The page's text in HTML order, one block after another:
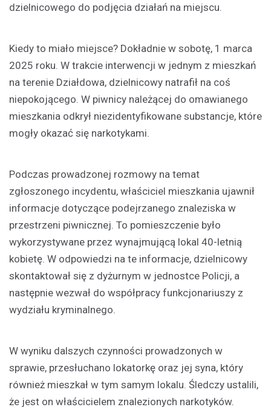
dzielnicowego do podjęcia działań na miejscu.
Kiedy to miało miejsce? Dokładnie w sobotę, 1 marca
2025 roku. W trakcie interwencji w jednym z mieszkań
na terenie Działdowa, dzielnicowy natrafił na coś
niepokojącego. W piwnicy należącej do omawianego
mieszkania odkrył niezidentyfikowane substancje, które
mogły okazać się narkotykami.
Podczas prowadzonej rozmowy na temat
zgłoszonego incydentu, właściciel mieszkania ujawnił
informacje dotyczące podejrzanego znaleziska w
przestrzeni piwnicznej. To pomieszczenie było
wykorzystywane przez wynajmującą lokal 40-letnią
kobietę. W odpowiedzi na te informacje, dzielnicowy
skontaktował się z dyżurnym w jednostce Policji, a
następnie wezwał do współpracy funkcjonariuszy z
wydziału kryminalnego.
W wyniku dalszych czynności prowadzonych w
sprawie, przesłuchano lokatorkę oraz jej syna, który
również mieszkał w tym samym lokalu. Śledczy ustalili,
że jest on właścicielem znalezionych narkotyków.